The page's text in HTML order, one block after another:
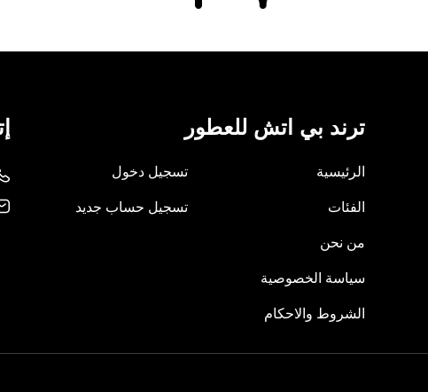
ترند بي اتش للعطور
الرئيسية
الفئات
من نحن
سياسة الخصوصية
الشروط والاحكام
تسجيل دخول
تسجيل حساب جديد